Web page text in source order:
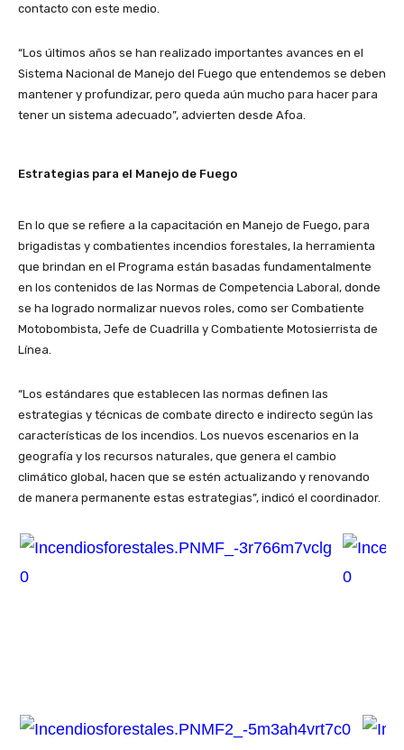
contacto con este medio.
“Los últimos años se han realizado importantes avances en el
Sistema Nacional de Manejo del Fuego que entendemos se deben
mantener y profundizar, pero queda aún mucho para hacer para
tener un sistema adecuado”, advierten desde Afoa.
Estrategias para el Manejo de Fuego
En lo que se refiere a la capacitación en Manejo de Fuego, para
brigadistas y combatientes incendios forestales, la herramienta
que brindan en el Programa están basadas fundamentalmente
en los contenidos de las Normas de Competencia Laboral, donde
se ha logrado normalizar nuevos roles, como ser Combatiente
Motobombista, Jefe de Cuadrilla y Combatiente Motosierrista de
Línea.
“Los estándares que establecen las normas definen las
estrategias y técnicas de combate directo e indirecto según las
características de los incendios. Los nuevos escenarios en la
geografía y los recursos naturales, que genera el cambio
climático global, hacen que se estén actualizando y renovando
de manera permanente estas estrategias”, indicó el coordinador.